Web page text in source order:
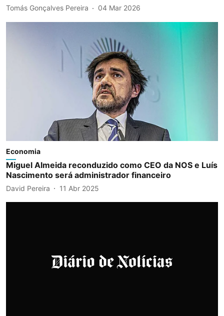
Tomás Gonçalves Pereira 04 Mar 2026
Economia
Miguel Almeida reconduzido como CEO da NOS e Luís
Nascimento será administrador financeiro
David Pereira 11 Abr 2025